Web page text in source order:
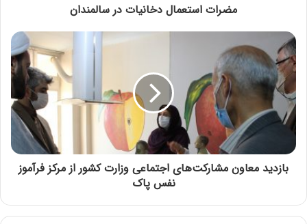
مضرات استعمال دخانیات در سالمندان
بازدید معاون مشارکت‌های اجتماعی وزارت کشور از مرکز فرآموز
نفس پاک